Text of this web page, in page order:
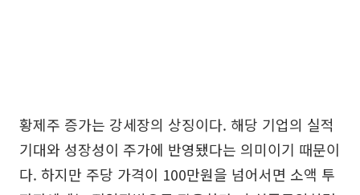
황제주 증가는 강세장의 상징이다. 해당 기업의 실적
기대와 성장성이 주가에 반영됐다는 의미이기 때문이
다. 하지만 주당 가격이 100만원을 넘어서면 소액 투